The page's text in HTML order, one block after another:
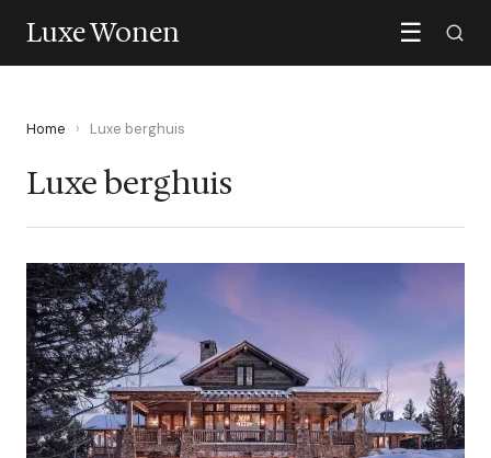
Luxe Wonen ☰
Home › Luxe berghuis
Luxe berghuis